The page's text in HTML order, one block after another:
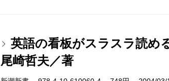
英語の看板がスラスラ読め
尾崎哲夫／著